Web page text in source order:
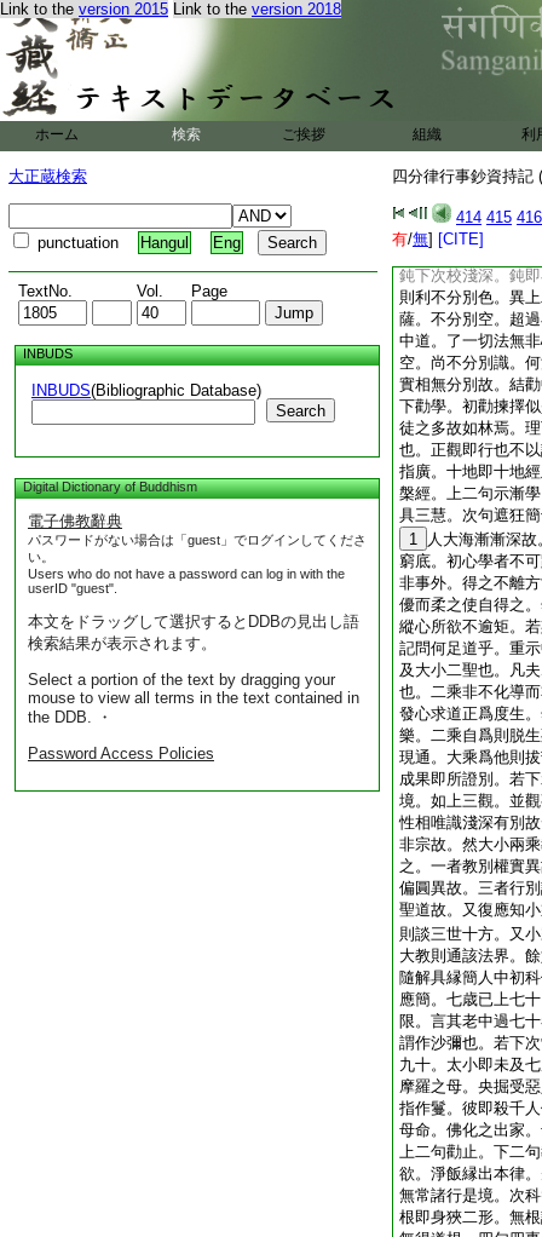
Link to the version 2015 Link to the version 2018
ホーム 検索 ご挨拶 組織 利
大正蔵検索
punctuation Hangul Eng
TextNo. Vol. Page
INBUDS
INBUDS(Bibliographic Database)
Search
Digital Dictionary of Buddhism
電子佛教辭典
パスワードがない場合は「guest」でログインしてくださ
い。
Users who do not have a password can log in with the
userID "guest".
本文をドラッグして選択するとDDBの見出し語
検索結果が表示されます。
Select a portion of the text by dragging your
mouse to view all terms in the text contained in
the DDB. ・
Password Access Policies
四分律行事鈔資持記
414 415 416
有/無] [CITE]
云縱有等。準下判
方許行之。地前三
可僣濫。涅槃初明
遮性等持故云無別
初依經判須至八地
相作意功用不能動
由事極難恐有倚濫
下次會論文。淨心
心淨離諸垢染故。
大小。小據觀智。
乘。故且一往通收
鈍下次校淺深。鈍
則利不分別色。異
薩。不分別空。超
中道。了一切法無
空。尚不分別識。
實相無分別故。結
下勸學。初勸揀擇
徒之多故如林焉。
也。正觀即行也不
指廣。十地即十地
槃經。上二句示漸
具三慧。次句遮狂
1
人大海漸漸深
窮底。初心學者不
非事外。得之不離
優而柔之使自得之
縱心所欲不逾矩。
記問何足道乎。重
及大小二聖也。凡
也。二乘非不化導
發心求道正爲度生
樂。二乘自爲則脱
現通。大乘爲他則
成果即所證別。若
境。如上三觀。並
性相唯識淺深有別
非宗故。然大小兩
之。一者教別權實
偏圓異故。三者行
聖道故。又復應知
則談三世十方。又
大教則通該法界。
隨解具縁簡人中初
應簡。七歳已上七
限。言其老中過七
謂作沙彌也。若下
九十。太小即未及
摩羅之母。央掘受
指作鬘。彼即殺千
母命。佛化之出家
上二句勸止。下二
欲。淨飯縁出本律
無常諸行是境。次
根即身狹二形。無